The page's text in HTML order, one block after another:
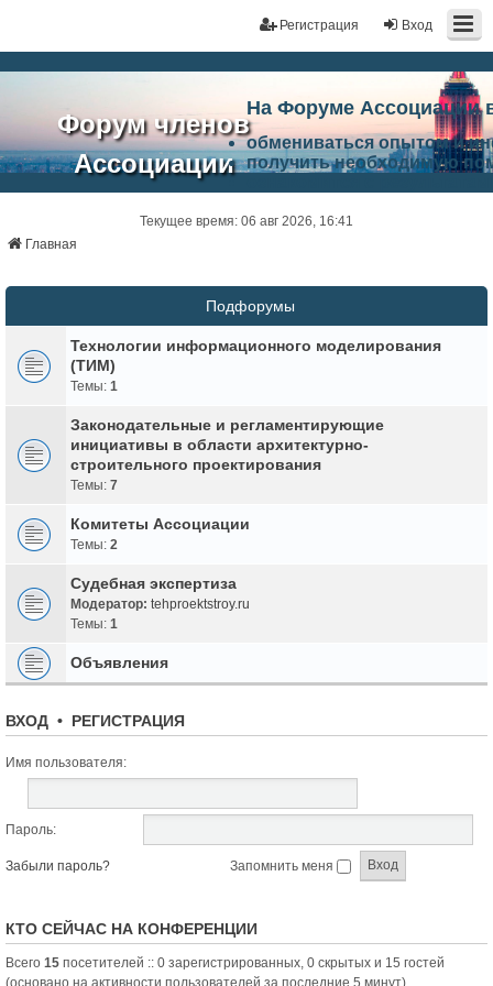
Вход
Регистрация
Форум членов
Ассоциации
"Проектный
портал"
На Форуме Ассоциации
обмениваться опытом и
получить необходимую
Ассоциации по проблемам
Ассоциации и успехам в
Ассоциации.
Текущее время: 06 авг 2026, 16:41
Главная
Подфорумы
Технологии информационного моделирования
(ТИМ)
Темы: 1
Законодательные и регламентирующие
инициативы в области архитектурно-
строительного проектирования
Темы: 7
Комитеты Ассоциации
Темы: 2
Судебная экспертиза
Модератор: tehproektstroy.ru
Темы: 1
Объявления
ВХОД • РЕГИСТРАЦИЯ
Имя пользователя:
Пароль:
Забыли пароль? Запомнить меня
КТО СЕЙЧАС НА КОНФЕРЕНЦИИ
Всего 15 посетителей :: 0 зарегистрированных, 0 скрытых и 15 гостей
(основано на активности пользователей за последние 5 минут)